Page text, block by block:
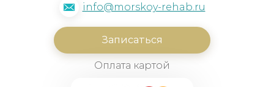
info@morskoy-rehab.ru
Записаться
Оплата картой